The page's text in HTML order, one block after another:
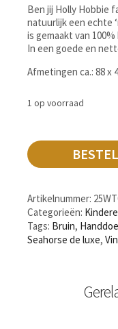
Ben jij Holly Hobbie
natuurlijk een echte
is gemaakt van
In een goede en
Afmetingen ca.: 88 x
1 op voorraad
Artikelnummer:
Categorieën:
Tags: Bruin,
Seahorse de luxe,